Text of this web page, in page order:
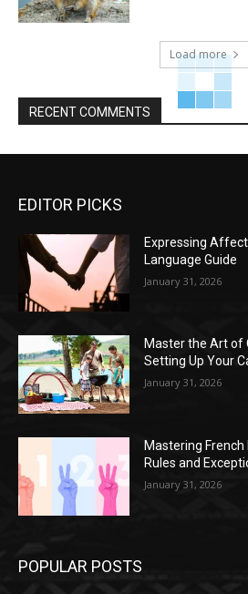
Load more
RECENT COMMENTS
EDITOR PICKS
Expressing
Language Guide
January 31, 2026
Master the Art of
Setting Up Your
January 31, 2026
Mastering French
Rules and
January 31, 2026
POPULAR POSTS